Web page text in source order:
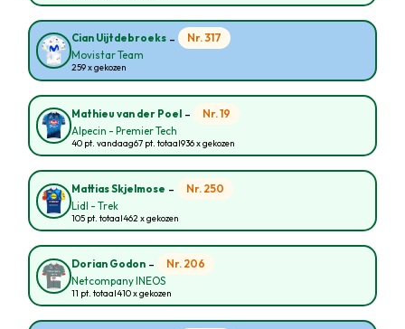
Cian Uijtdebroeks - Nr. 317
Movistar Team
259 x gekozen
Mathieu van der Poel - Nr. 19
Alpecin - Premier Tech
40 pt. vandaag67 pt. totaal936 x gekozen
Mattias Skjelmose - Nr. 250
Lidl - Trek
105 pt. totaal462 x gekozen
Dorian Godon - Nr. 206
Netcompany INEOS
11 pt. totaal410 x gekozen